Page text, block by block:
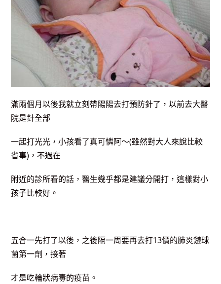
滿兩個月以後我就立刻帶陽陽去打預防針了，以前去大醫
院是針全部
一起打光光，小孩看了真可憐阿～(雖然對大人來說比較
省事)，不過在
附近的診所看的話，醫生幾乎都是建議分開打，這樣對小
孩子比較好。
五合一先打了以後，之後隔一周要再去打13價的肺炎鏈球
菌第一劑，接著
才是吃輪狀病毒的疫苗。